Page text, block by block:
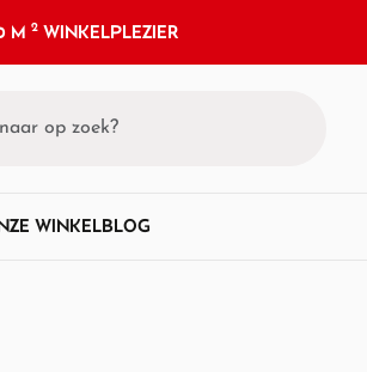
M2 WINKELPLEZIER
WINKELBLOG